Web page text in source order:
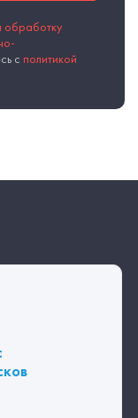
обработку
с политикой